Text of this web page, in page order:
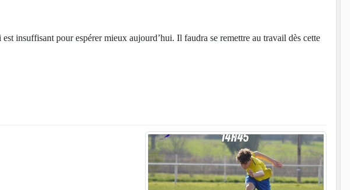
insuffisant pour espérer mieux aujourd’hui. Il faudra se remettre au travail dès cette